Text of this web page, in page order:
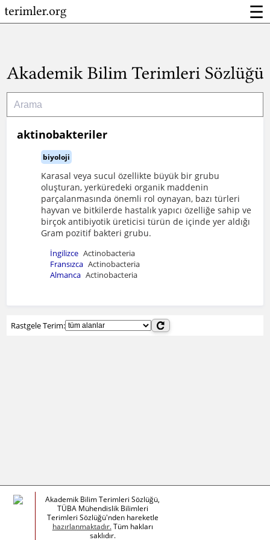
☰
aktinobakteriler
biyoloji
Karasal veya sucul özellikte büyük bir grubu
oluşturan, yerküredeki organik maddenin
parçalanmasında önemli rol oynayan, bazı türleri
hayvan ve bitkilerde hastalık yapıcı özelliğe sahip ve
birçok antibiyotik üreticisi türün de içinde yer aldığı
Gram pozitif bakteri grubu.
İngilizce Actinobacteria
Fransızca Actinobacteria
Almanca Actinobacteria
Rastgele Terim:
Akademik Bilim Terimleri Sözlüğü,
TÜBA Mühendislik Bilimleri
Terimleri Sözlüğü'nden hareketle
hazırlanmaktadır.Tüm hakları
saklıdır.